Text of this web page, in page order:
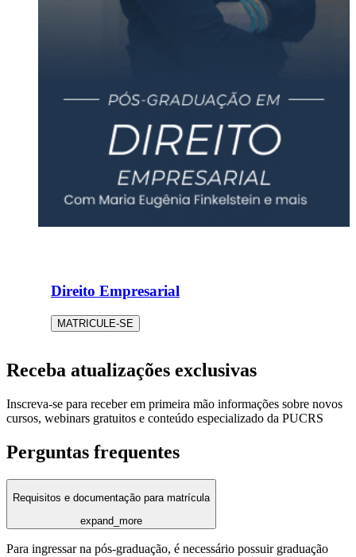
Direito Empresarial
MATRICULE-SE
Receba atualizações exclusivas
Inscreva-se para receber em primeira mão informações sobre novos
cursos, webinars gratuitos e conteúdo especializado da PUCRS
Perguntas frequentes
Requisitos e documentação para matrícula
expand_more
Para ingressar na pós-graduação, é necessário possuir graduação